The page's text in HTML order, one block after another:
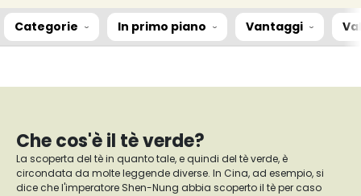
Categorie In primo piano Vantaggi
Che cos'è il tè verde?
La scoperta del tè in quanto tale, e quindi del tè verde, è
circondata da molte leggende diverse. In Cina, ad esempio, si
dice che l'imperatore Shen-Nung abbia scoperto il tè per caso